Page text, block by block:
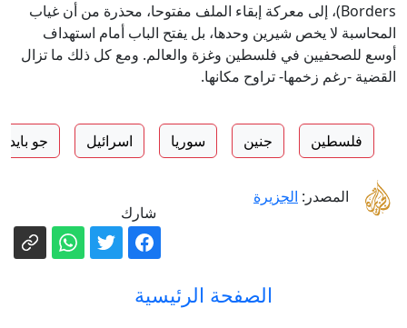
Borders)، إلى معركة إبقاء الملف مفتوحا، محذرة من أن غياب
المحاسبة لا يخص شيرين وحدها، بل يفتح الباب أمام استهداف
أوسع للصحفيين في فلسطين وغزة والعالم. ومع كل ذلك ما تزال
القضية -رغم زخمها- تراوح مكانها.
فلسطين جنين سوريا اسرائيل جو
المصدر: الجزيرة
شارك
الصفحة الرئيسية